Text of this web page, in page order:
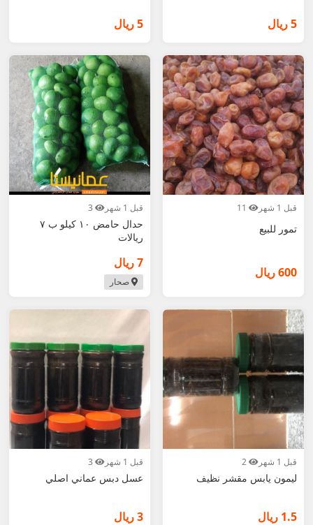
5 ريال 5 ريال
قبل 1 شهر
تمور للبيع
600 ريال
قبل 1 شهر
حدال حامض ١٠ كيلو ب ٧
ريالات
7 ريال
صحار
قبل 1 شهر
ليمون يابس مقشر نظيف
1.5 ريال
قبل 1 شهر
عسل دبس عماني اصلي
3 ريال